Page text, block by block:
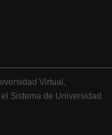
Virtual,
Sistema de Universidad